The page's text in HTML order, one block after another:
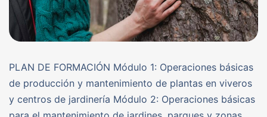
PLAN DE FORMACIÓN Módulo 1: Operaciones básicas
de producción y mantenimiento de plantas en viveros
y centros de jardinería Módulo 2: Operaciones básicas